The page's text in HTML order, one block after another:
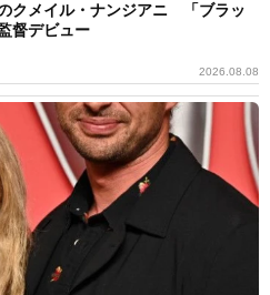
のクメイル・ナンジアニ 「ブラッ
督デビュー
2026.08.08